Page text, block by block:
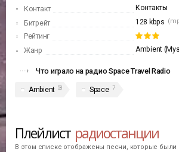
Контакт
Контакты
Битрейт
128 kbps
Рейтинг
Жанр
Ambient
Что играло на радио Space Travel Radio
Ambient 58 Space 7
Плейлист радиостанции
В этом списке отображены песни, которые были